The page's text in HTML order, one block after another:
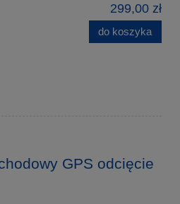
299,00 zł
do koszyka
GPS odcięcie